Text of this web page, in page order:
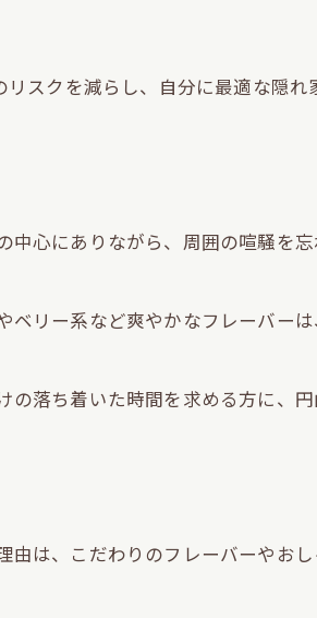
スクを減らし、自分に最適な隠れ
心にありながら、周囲の喧騒を
リー系など爽やかなフレーバー
落ち着いた時間を求める方に、
は、こだわりのフレーバーやお